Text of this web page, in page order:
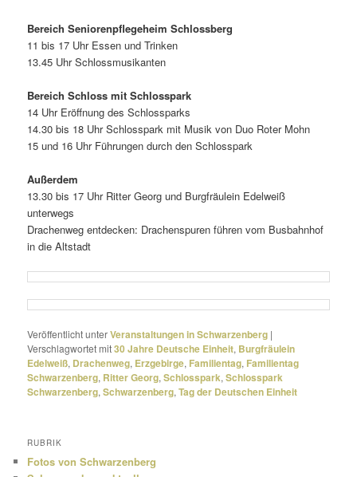
Bereich Seniorenpflegeheim Schlossberg
11 bis 17 Uhr Essen und Trinken
13.45 Uhr Schlossmusikanten
Bereich Schloss mit Schlosspark
14 Uhr Eröffnung des Schlossparks
14.30 bis 18 Uhr Schlosspark mit Musik von Duo Roter Mohn
15 und 16 Uhr Führungen durch den Schlosspark
Außerdem
13.30 bis 17 Uhr Ritter Georg und Burgfräulein Edelweiß
unterwegs
Drachenweg entde­cken: Drachenspuren führen vom Busbahnhof
in die Altstadt
Veröffentlicht unterVeranstaltungen in Schwarzenberg |
Verschlagwortet mit30 Jahre Deutsche Einheit, Burgfräulein
Edelweiß, Drachenweg, Erzgebirge, Familientag, Familientag
Schwarzenberg, Ritter Georg,Schlosspark,Schlosspark
Schwarzenberg,Schwarzenberg,Tag der Deutschen Einheit
RUBRIK
Fotos von Schwarzenberg